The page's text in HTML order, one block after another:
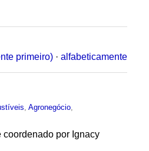
primeiro) · alfabeticamente
,Agronegócio
por Ignacy